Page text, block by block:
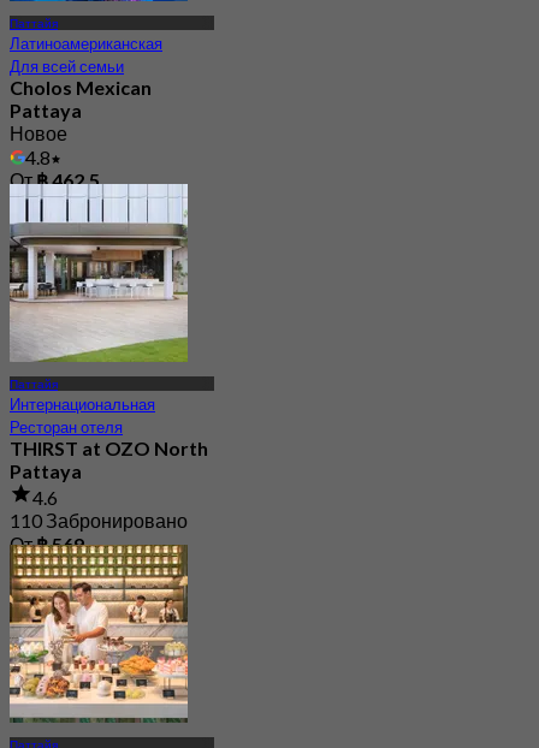
Паттайя
Латиноамериканская
Для всей семьи
Cholos Mexican
Pattaya
Новое
4.8
От฿ 462.5
Паттайя
Интернациональная
Ресторан отеля
THIRST at OZO North
Pattaya
4.6
110 Забронировано
От฿ 569
Паттайя